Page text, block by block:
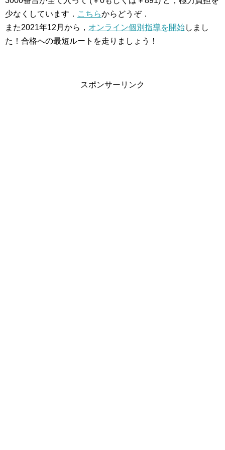
少なくしています． こちらからどうぞ．
また2021年12月から， オンライン個別指導を開始しまし
た！合格への最短ルートを走りましょう！
スポンサーリンク